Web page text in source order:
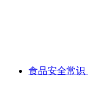
食品安全常识